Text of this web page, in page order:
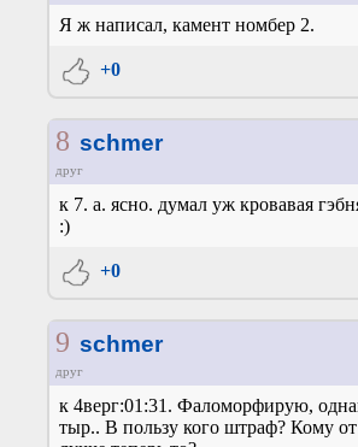
Я ж написал, камент номбер 2.
+0
8 schmer
друг
к 7. а. ясно. думал уж кровавая
:)
+0
9 schmer
друг
к 4верг:01:31. Фаломорфирую,
тыр.. В пользу кого штраф? Кому от